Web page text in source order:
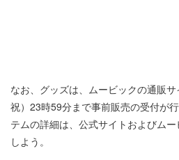
なお、グッズは、ムービックの通販
祝）23時59分まで事前販売の受付が
テムの詳細は、公式サイトおよびム
しよう。